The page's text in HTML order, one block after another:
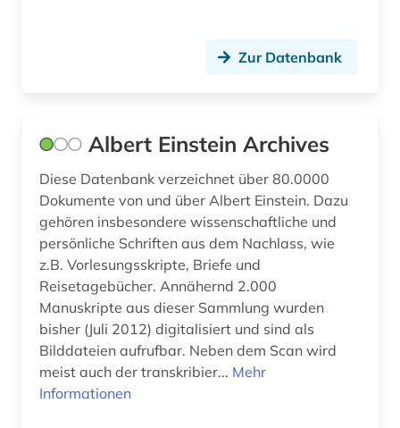
festkörper (1)
festkörperphysik (2)
fid geschichtswissenschaft (1)
formeln (1)
formelsammlung (1)
forschung (2)
Zur Datenbank
Albert Einstein Archives
Diese Datenbank verzeichnet über 80.0000
Dokumente von und über Albert Einstein. Dazu
gehören insbesondere wissenschaftliche und
persönliche Schriften aus dem Nachlass, wie
z.B. Vorlesungsskripte, Briefe und
Reisetagebücher. Annähernd 2.000
Manuskripte aus dieser Sammlung wurden
bisher (Juli 2012) digitalisiert und sind als
Bilddateien aufrufbar. Neben dem Scan wird
meist auch der transkribier... Mehr
Informationen